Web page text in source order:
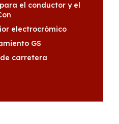
el conductor y el
electrocrómico
GS
de carretera